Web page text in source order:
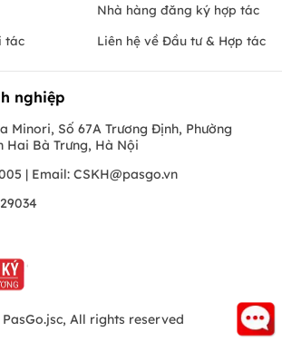
tác
Nhà hàng đăng ký hợp tác
Liên hệ về Đầu tư & Hợp tác
nghiệp
Minori, Số 67A Trương Định, Phường
Hai Bà Trưng, Hà Nội
| Email: CSKH@pasgo.vn
All rights reserved